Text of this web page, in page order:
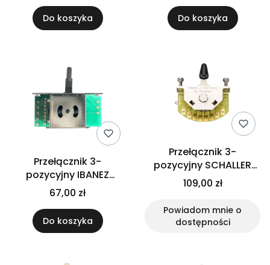
Do koszyka Do koszyka
Przełącznik 3-
pozycyjny IBANEZ
3SWLHH3
67,00 zł
Do koszyka
Przełącznik 3-
pozycyjny SCHALLER
Megaswitch S+T
109,00 zł
Powiadom mnie o
dostępności